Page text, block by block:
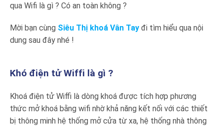
qua Wifi là gì ? Có an toàn không ?
Mời bạn cùng Siêu Thị khoá Vân Tay đi tìm hiểu qua nội
dung sau đây nhé !
Khó điện tử Wiffi là gì ?
Khoá điện tử Wiffi là dòng khoá được tích hợp phương
thức mở khoá bằng wifi nhờ khả năng kết nối với các thiết
bị thông minh hệ thống mở cửa từ xa, hệ thống nhà thông